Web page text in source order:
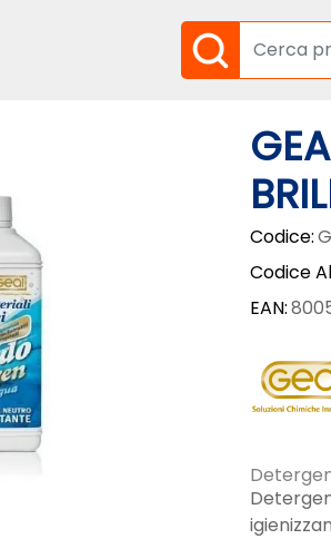
Codice:
Codice
EAN: